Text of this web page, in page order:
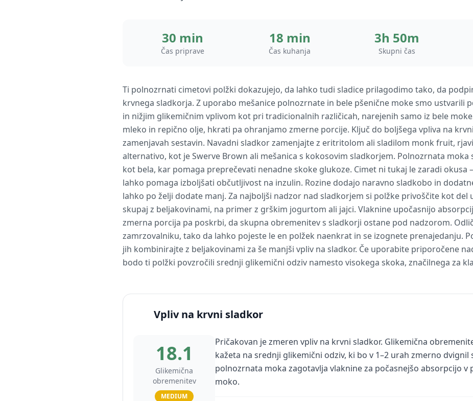
30 min
Čas priprave
18 min
Čas kuhanja
3h 50m
Skupni čas
Ti polnozrnati cimetovi polžki dokazujejo, da lahko tudi sladice prilagodimo tako, da
krvnega sladkorja. Z uporabo mešanice polnozrnate in bele pšenične moke smo ustvarili
in nižjim glikemičnim vplivom kot pri tradicionalnih različicah, narejenih samo iz bele
mleko in repično olje, hkrati pa ohranjamo zmerne porcije. Ključ do boljšega vpliva na
zamenjavah sestavin. Navadni sladkor zamenjajte z eritritolom ali sladilom monk fruit,
alternativo, kot je Swerve Brown ali mešanica s kokosovim sladkorjem. Polnozrnata moka
kot bela, kar pomaga preprečevati nenadne skoke glukoze. Cimet ni tukaj le zaradi okusa
lahko pomaga izboljšati občutljivost na inzulin. Rozine dodajo naravno sladkobo in
lahko po želji dodate manj. Za najboljši nadzor nad sladkorjem si polžke privoščite kot del
skupaj z beljakovinami, na primer z grškim jogurtom ali jajci. Vlaknine upočasnijo
zmerna porcija pa poskrbi, da skupna obremenitev s sladkorji ostane pod nadzorom.
zamrzovalniku, tako da lahko pojeste le en polžek naenkrat in se izognete prenajedanju.
jih kombinirajte z beljakovinami za še manjši vpliv na sladkor. Če uporabite priporočene
bodo ti polžki povzročili srednji glikemični odziv namesto visokega skoka, značilnega za
Vpliv na krvni sladkor
18.1
Glikemična
obremenitev
MEDIUM
Pričakovan je zmeren vpliv na krvni sladkor. Glikemična
kažeta na srednji glikemični odziv, ki bo v 1–2 urah zmerno dvignil
polnozrnata moka zagotavlja vlaknine za počasnejšo absorpcijo v
moko.